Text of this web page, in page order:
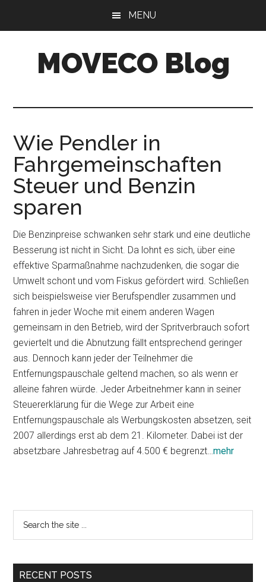
MENU
MOVECO Blog
aus
Bonn
Wie Pendler in
Fahrgemeinschaften
Steuer und Benzin
sparen
Die Benzinpreise schwanken sehr stark und eine deutliche
Besserung ist nicht in Sicht. Da lohnt es sich, über eine
effektive Sparmaßnahme nachzudenken, die sogar die
Umwelt schont und vom Fiskus gefördert wird. Schließen
sich beispielsweise vier Berufspendler zusammen und
fahren in jeder Woche mit einem anderen Wagen
gemeinsam in den Betrieb, wird der Spritverbrauch sofort
geviertelt und die Abnutzung fällt entsprechend geringer
aus. Dennoch kann jeder der Teilnehmer die
Entfernungspauschale geltend machen, so als wenn er
alleine fahren würde. Jeder Arbeitnehmer kann in seiner
Steuererklärung für die Wege zur Arbeit eine
Entfernungspauschale als Werbungskosten absetzen, seit
2007 allerdings erst ab dem 21. Kilometer. Dabei ist der
absetzbare Jahresbetrag auf 4.500 € begrenzt…mehr
Primary
Sidebar
...
RECENT POSTS